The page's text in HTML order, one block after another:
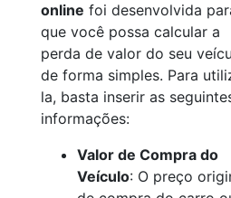
online foi desenvolvida
que você possa calcular a
perda de valor do seu
de forma simples. Para
la, basta inserir as
informações:
Valor de Compra do
Veículo: O preço